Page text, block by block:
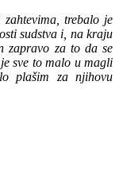
trebalo je
sudstva i, na kraju
zapravo za to da se
sve to malo u magli
plašim za njihovu